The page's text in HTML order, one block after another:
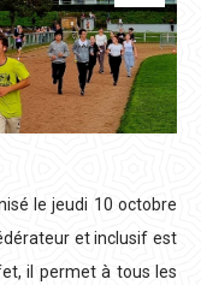
le jeudi 10 octobre
et inclusif est
il permet à tous les